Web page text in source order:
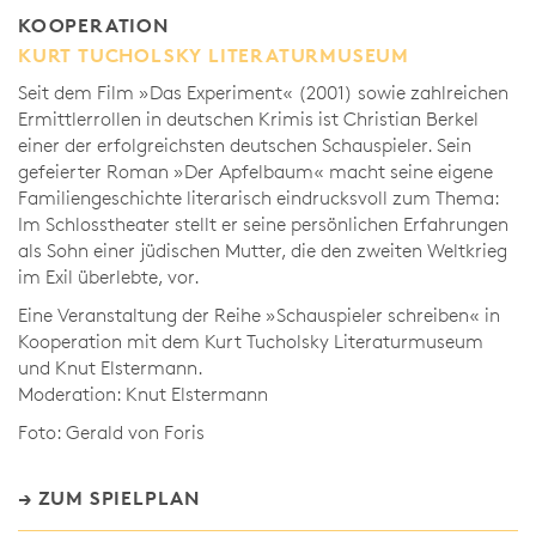
KOOPERATION
KURT TUCHOLSKY LITERATURMUSEUM
Seit dem Film »Das Experiment« (2001) sowie zahlreichen
Ermittlerrollen in deutschen Krimis ist Christian Berkel
einer der erfolgreichsten deutschen Schauspieler. Sein
gefeierter Roman »Der Apfelbaum« macht seine eigene
Familiengeschichte literarisch eindrucksvoll zum Thema:
Im Schlosstheater stellt er seine persönlichen Erfahrungen
als Sohn einer jüdischen Mutter, die den zweiten Weltkrieg
im Exil überlebte, vor.
Eine Veranstaltung der Reihe »Schauspieler schreiben« in
Kooperation mit dem Kurt Tucholsky Literaturmuseum
und Knut Elstermann.
Moderation: Knut Elstermann
Foto: Gerald von Foris
ZUM SPIELPLAN